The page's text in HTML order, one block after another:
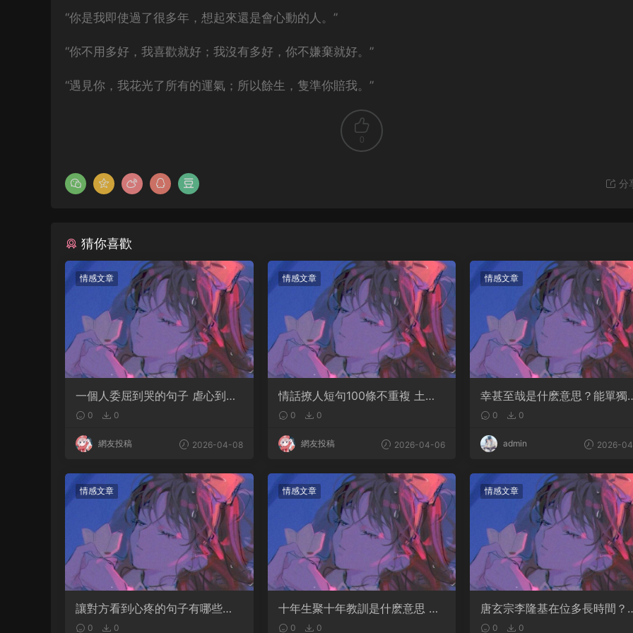
“你是我即使過了很多年，想起來還是會心動的人。”
“你不用多好，我喜歡就好；我沒有多好，你不嫌棄就好。”
“遇見你，我花光了所有的運氣；所以餘生，隻準你賠我。”
0
分
猜你喜歡
情感文章
一個人委屈到哭的句子 虐心到讓
人流淚的文案
0 0
網友投稿 2026-04-08
情感文章
情話撩人短句100條不重複 土味
情話撩人長句
0 0
網友投稿 2026-04-06
情感文章
幸甚至哉是什麽意思？能單獨
嗎 0 0
admin 2026-
情感文章
讓對方看到心疼的句子有哪些？
句句都是淚點
0 0
情感文章
十年生聚十年教訓是什麽意思 成
語典故出自哪裏
0 0
情感文章
唐玄宗李隆基在位多長時間？
了多少歲
0 0